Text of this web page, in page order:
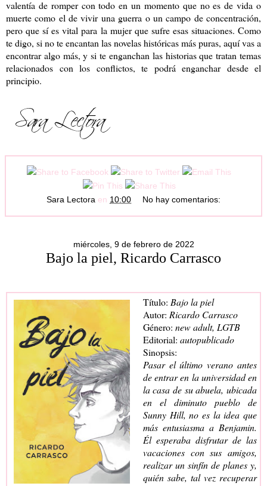
valentía de romper con todo en un momento que no es de vida o
muerte como el de vivir una guerra o un campo de concentración,
pero que sí es vital para la mujer que sufre esas situaciones. Como
te digo, si no te encantan las novelas históricas más puras, aquí vas a
encontrar algo más, y si te enganchan las historias que tratan temas
relacionados con los conflictos, te podrá enganchar desde el
principio.
Sara Lectora en 10:00 No hay comentarios:
miércoles, 9 de febrero de 2022
Bajo la piel, Ricardo Carrasco
Título: Bajo la piel
Autor: Ricardo Carrasco
Género: new adult, LGTB
Editorial: autopublicado
Sinopsis:
Pasar el último verano antes
de entrar en la universidad en
la casa de su abuela, ubicada
en el diminuto pueblo de
Sunny Hill, no es la idea que
más entusiasma a Benjamin.
Él esperaba disfrutar de las
vacaciones con sus amigos,
realizar un sinfín de planes y,
quién sabe, tal vez recuperar